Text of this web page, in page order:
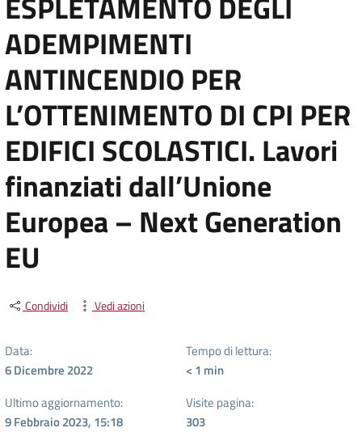
ADEMPIMENTI
ANTINCENDIO PER
L’OTTENIMENTO DI CPI PER
EDIFICI SCOLASTICI. Lavori
finanziati dall’Unione
Europea – Next Generation
EU
Condividi Vedi azioni
Data:
6 Dicembre 2022
Tempo di lettura:
< 1 min
Ultimo aggiornamento:
9 Febbraio 2023, 15:18
Visite pagina:
303